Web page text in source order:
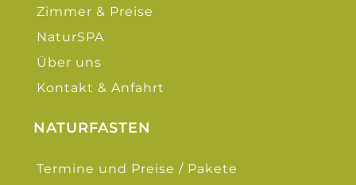
Zimmer & Preise
NaturSPA
Über uns
Kontakt & Anfahrt
NATURFASTEN
Termine und Preise / Pakete